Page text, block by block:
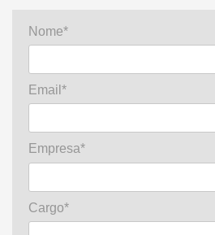
Nome*
Email*
Empresa*
Cargo*